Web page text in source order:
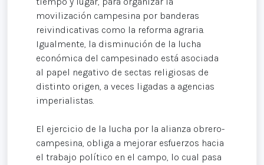
movilización campesina por banderas
reivindicativas como la reforma agraria.
Igualmente, la disminución de la lucha
económica del campesinado está asociada
al papel negativo de sectas religiosas de
distinto origen, a veces ligadas a agencias
imperialistas.
El ejercicio de la lucha por la alianza obrero-
campesina, obliga a mejorar esfuerzos hacia
el trabajo político en el campo, lo cual pasa